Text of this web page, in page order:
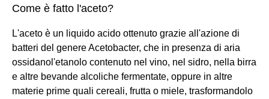
Come è fatto l'aceto?
L'aceto è un liquido acido ottenuto grazie all'azione di
batteri del genere Acetobacter, che in presenza di aria
ossidanol'etanolo contenuto nel vino, nel sidro, nella birra
e altre bevande alcoliche fermentate, oppure in altre
materie prime quali cereali, frutta o miele, trasformandolo